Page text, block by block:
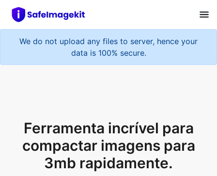
We do not upload any files to server, hence your
data is 100% secure.
3mb rapidamente.
Melhor compressor de imagem online.